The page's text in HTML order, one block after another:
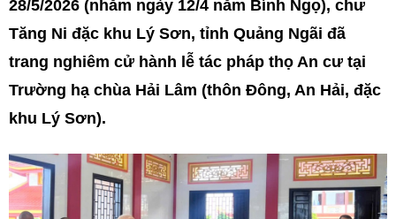
28/5/2026 (nhằm ngày 12/4 năm Bính Ngọ), chư
Tăng Ni đặc khu Lý Sơn, tỉnh Quảng Ngãi đã
trang nghiêm cử hành lễ tác pháp thọ An cư tại
Trường hạ chùa Hải Lâm (thôn Đông, An Hải, đặc
khu Lý Sơn).